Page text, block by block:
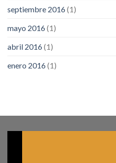
septiembre 2016(1)
mayo 2016(1)
abril 2016(1)
enero 2016(1)